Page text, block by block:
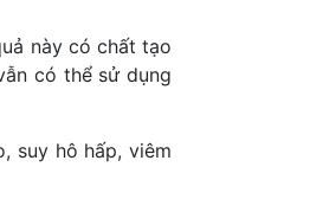
này có chất tạo
có thể sử dụng
suy hô hấp, viêm